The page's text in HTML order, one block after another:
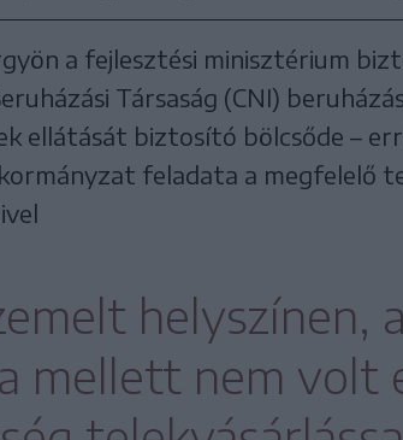
a fejlesztési minisztérium
Társaság (CNI)
ellátását biztosító bölcsőde –
feladata a megfelelő
helyszínen,
mellett nem volt